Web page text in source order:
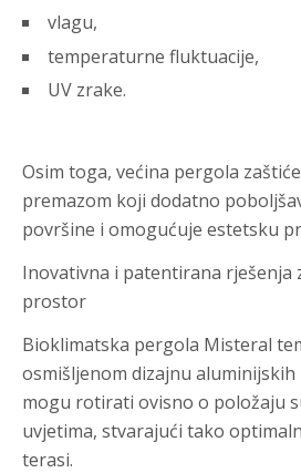
vlagu,
temperaturne fluktuacije,
UV zrake.
Osim toga, većina pergola
premazom koji dodatno
površine i omogućuje estetsku
Inovativna i patentirana rješenja
prostor
Bioklimatska pergola Misteral
osmišljenom dizajnu
mogu rotirati ovisno o položaju
uvjetima, stvarajući tako
terasi.